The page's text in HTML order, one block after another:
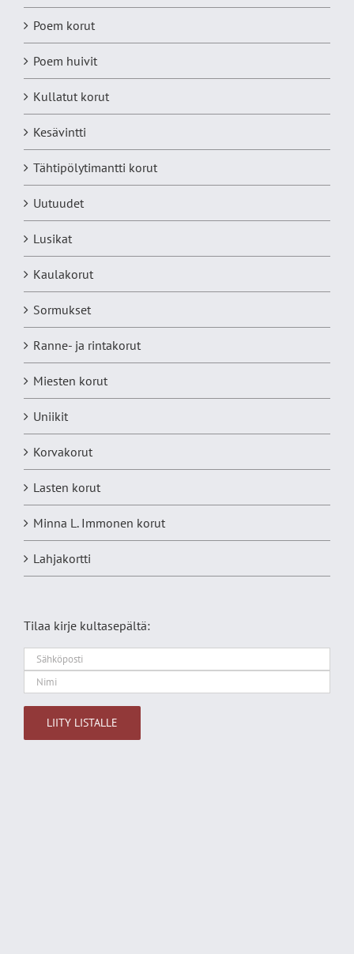
Poem korut
Poem huivit
Kullatut korut
Kesävintti
Tähtipölytimantti korut
Uutuudet
Lusikat
Kaulakorut
Sormukset
Ranne- ja rintakorut
Miesten korut
Uniikit
Korvakorut
Lasten korut
Minna L. Immonen korut
Lahjakortti
Tilaa kirje kultasepältä: